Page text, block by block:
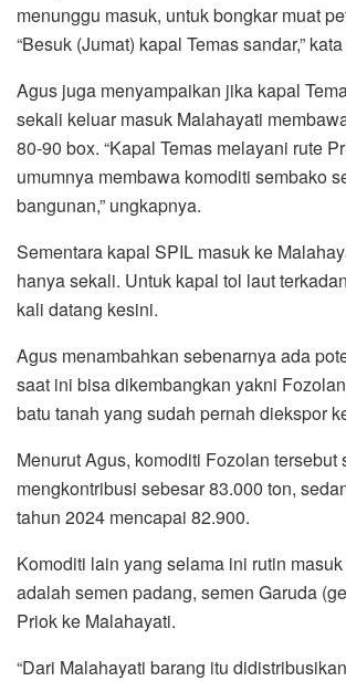
menunggu masuk, untuk bongkar muat
“Besuk (Jumat) kapal Temas sandar,”
Agus juga menyampaikan jika kapal
sekali keluar masuk Malahayati
80-90 box. “Kapal Temas melayani rute
umumnya membawa komoditi sembako
bangunan,” ungkapnya.
Sementara kapal SPIL masuk ke
hanya sekali. Untuk kapal tol laut
kali datang kesini.
Agus menambahkan sebenarnya ada
saat ini bisa dikembangkan yakni
batu tanah yang sudah pernah diekspor
Menurut Agus, komoditi Fozolan tersebut
mengkontribusi sebesar 83.000 ton,
tahun 2024 mencapai 82.900.
Komoditi lain yang selama ini rutin
adalah semen padang, semen Garuda
Priok ke Malahayati.
“Dari Malahayati barang itu